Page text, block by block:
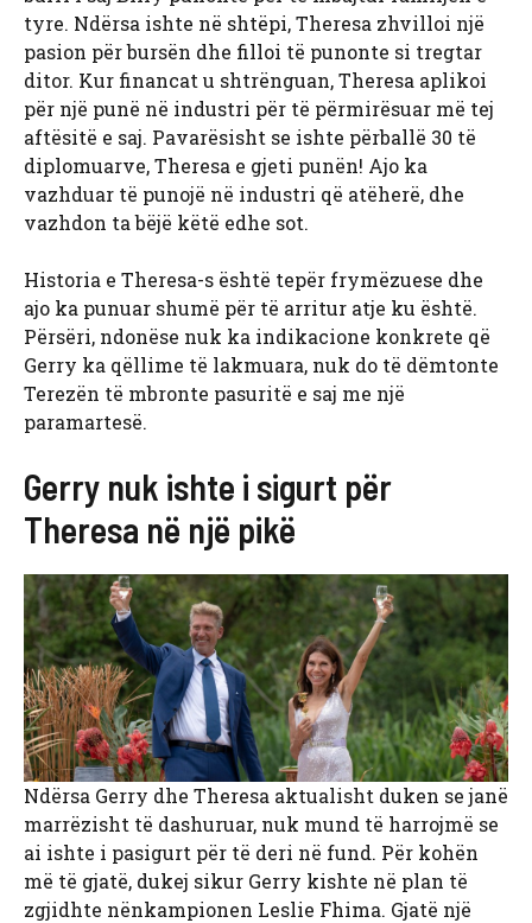
tyre. Ndërsa ishte në shtëpi, Theresa zhvilloi një
pasion për bursën dhe filloi të punonte si tregtar
ditor. Kur financat u shtrënguan, Theresa aplikoi
për një punë në industri për të përmirësuar më tej
aftësitë e saj. Pavarësisht se ishte përballë 30 të
diplomuarve, Theresa e gjeti punën! Ajo ka
vazhduar të punojë në industri që atëherë, dhe
vazhdon ta bëjë këtë edhe sot.
Historia e Theresa-s është tepër frymëzuese dhe
ajo ka punuar shumë për të arritur atje ku është.
Përsëri, ndonëse nuk ka indikacione konkrete që
Gerry ka qëllime të lakmuara, nuk do të dëmtonte
Terezën të mbronte pasuritë e saj me një
paramartesë.
Gerry nuk ishte i sigurt për
Theresa në një pikë
Ndërsa Gerry dhe Theresa aktualisht duken se janë
marrëzisht të dashuruar, nuk mund të harrojmë se
ai ishte i pasigurt për të deri në fund. Për kohën
më të gjatë, dukej sikur Gerry kishte në plan të
zgjidhte nënkampionen Leslie Fhima. Gjatë një